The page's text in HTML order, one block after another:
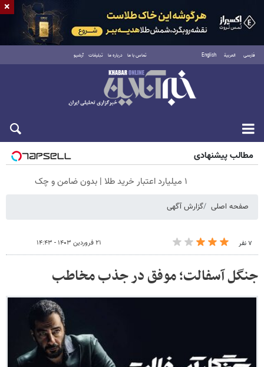
فارسی العربية English تماس با ما درباره ما تبلیغات آرشیو
جمعه ۱۶ مرداد ۱۴۰۵
مطالب پیشنهادی
۱ میلیارد اعتبار خرید طلا | بدون ضامن و چک
صفحه اصلی گزارش آگهی
۷ نفر ۲۱ فروردین ۱۴۰۳ - ۱۴:۴۳
جنگل آسفالت؛ موفق در جذب مخاطب
×